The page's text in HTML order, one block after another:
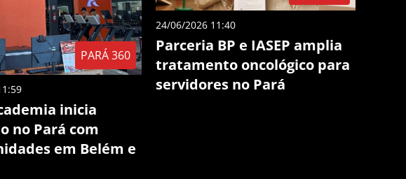
PARÁ 360
inicia
no Pará com
em Belém e
24/06/2026 11:40
Parceria BP e IASEP amplia
tratamento oncológico para
servidores no Pará